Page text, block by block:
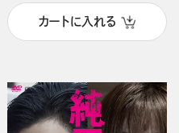
カートに入れる